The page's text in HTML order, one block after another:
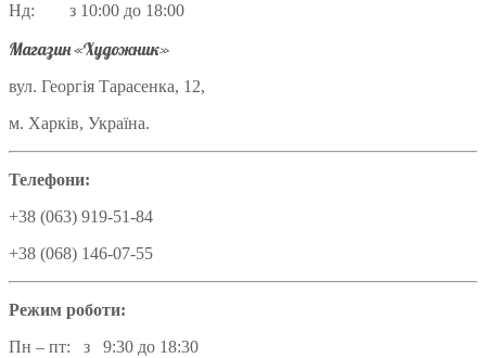
Нд: з 10:00 до 18:00
Магазин «Художник»
вул. Георгія Тарасенка, 12,
м. Харків, Україна.
Телефони:
+38 (063) 919-51-84
+38 (068) 146-07-55
Режим роботи:
Пн – пт: з 9:30 до 18:30